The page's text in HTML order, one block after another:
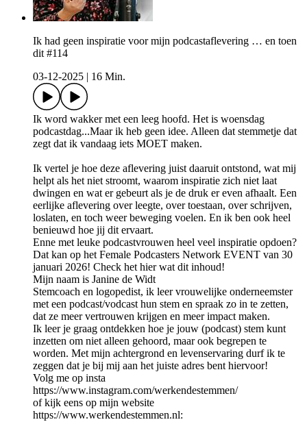
Ik had geen inspiratie voor mijn podcastaflevering … en toen
dit #114
03-12-2025
16 Min.
Ik word wakker met een leeg hoofd. Het is woensdag
podcastdag...Maar ik heb geen idee. Alleen dat stemmetje dat
zegt dat ik vandaag iets MOET maken.
Ik vertel je hoe deze aflevering juist daaruit ontstond, wat mij
helpt als het niet stroomt, waarom inspiratie zich niet laat
dwingen en wat er gebeurt als je de druk er even afhaalt. Een
eerlijke aflevering over leegte, over toestaan, over schrijven,
loslaten, en toch weer beweging voelen. En ik ben ook heel
benieuwd hoe jij dit ervaart.
Enne met leuke podcastvrouwen heel veel inspiratie opdoen?
Dat kan op het Female Podcasters Network EVENT van 30
januari 2026! Check het hier wat dit inhoud!
Mijn naam is Janine de Widt
Stemcoach en logopedist, ik leer vrouwelijke onderneemster
met een podcast/vodcast hun stem en spraak zo in te zetten,
dat ze meer vertrouwen krijgen en meer impact maken.
Ik leer je graag ontdekken hoe je jouw (podcast) stem kunt
inzetten om niet alleen gehoord, maar ook begrepen te
worden. Met mijn achtergrond en levenservaring durf ik te
zeggen dat je bij mij aan het juiste adres bent hiervoor!
Volg me op insta
https://www.instagram.com/werkendestemmen/
of kijk eens op mijn website
https://www.werkendestemmen.nl: